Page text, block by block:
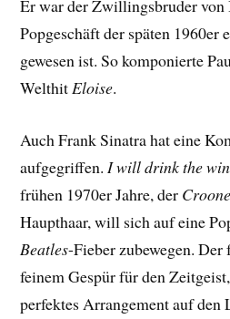
Er war der Zwillingsbruder von
Popgeschäft der späten 1960er
gewesen ist. So komponierte
WelthitEloise.
Auch Frank Sinatra hat eine
aufgegriffen.I will drink the
frühen 1970er Jahre, der
Haupthaar, will sich auf eine
Beatles-Fieber zubewegen.
feinem Gespür für den
perfektes Arrangement auf